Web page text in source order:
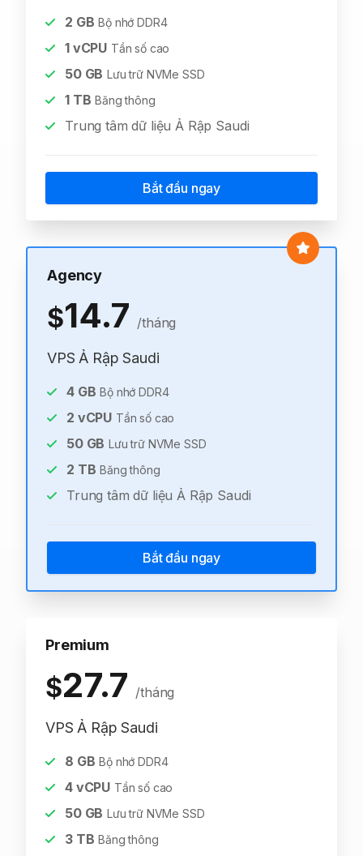
2 GB Bộ nhớ DDR4
1vCPU Tần số cao
50GB Lưu trữ NVMe SSD
1TB Băng thông
Trung tâm dữ liệu Ả Rập Saudi
Bắt đầu ngay
Agency
$14.7 /tháng
VPS Ả Rập Saudi
4GB Bộ nhớ DDR4
2 vCPU Tần số cao
50GB Lưu trữ NVMe SSD
2 TB Băng thông
Trung tâm dữ liệu Ả Rập Saudi
Bắt đầu ngay
Premium
$27.7 /tháng
VPS Ả Rập Saudi
8 GB Bộ nhớ DDR4
4vCPU Tần số cao
50GB Lưu trữ NVMe SSD
3TB Băng thông